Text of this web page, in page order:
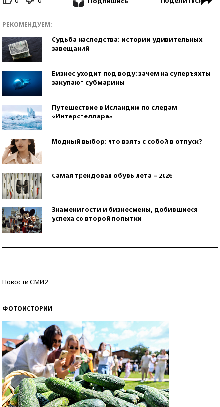
РЕКОМЕНДУЕМ:
Судьба наследства: истории удивительных
завещаний
Бизнес уходит под воду: зачем на суперъяхты
закупают субмарины
Путешествие в Исландию по следам
«Интерстеллара»
Модный выбор: что взять с собой в отпуск?
Самая трендовая обувь лета – 2026
Знаменитости и бизнесмены, добившиеся
успеха со второй попытки
Новости СМИ2
ФОТОИСТОРИИ